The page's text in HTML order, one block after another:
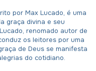
por Max Lucado, é uma
graça divina e seu
renomado autor de
os leitores por uma
de Deus se manifesta
do cotidiano.